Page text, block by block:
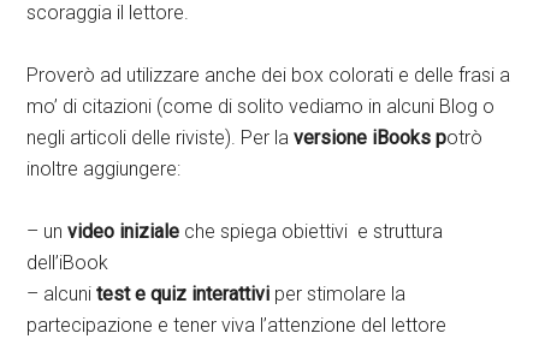
scoraggia il lettore.
Proverò ad utilizzare anche dei box colorati e delle frasi a
mo’ di citazioni (come di solito vediamo in alcuni Blog o
negli articoli delle riviste). Per laversione iBooks potrò
inoltre aggiungere:
– unvideo iniziale che spiega obiettivi e struttura
dell’iBook
– alcunitest e quiz interattivi per stimolare la
partecipazione e tener viva l’attenzione del lettore